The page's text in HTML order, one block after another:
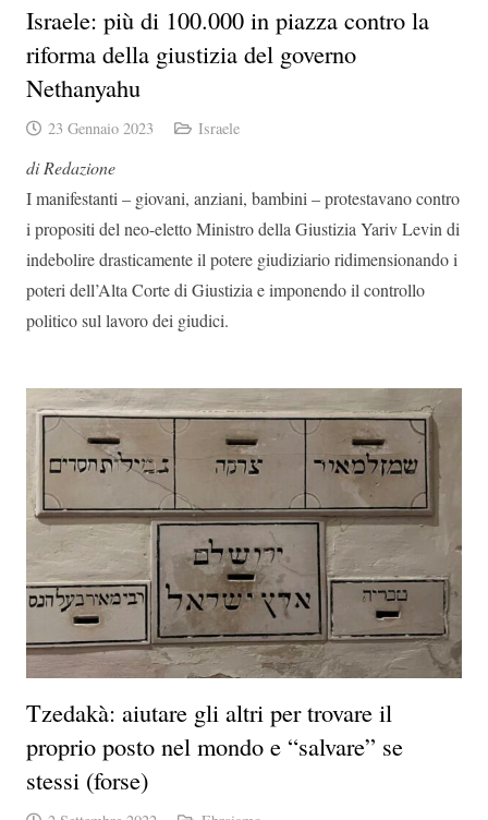
Israele: più di 100.000 in piazza contro la
riforma della giustizia del governo
Nethanyahu
23 Gennaio 2023 Israele
di Redazione
I manifestanti – giovani, anziani, bambini – protestavano contro
i propositi del neo-eletto Ministro della Giustizia Yariv Levin di
indebolire drasticamente il potere giudiziario ridimensionando i
poteri dell’Alta Corte di Giustizia e imponendo il controllo
politico sul lavoro dei giudici.
Tzedakà: aiutare gli altri per trovare il
proprio posto nel mondo e “salvare” se
stessi (forse)